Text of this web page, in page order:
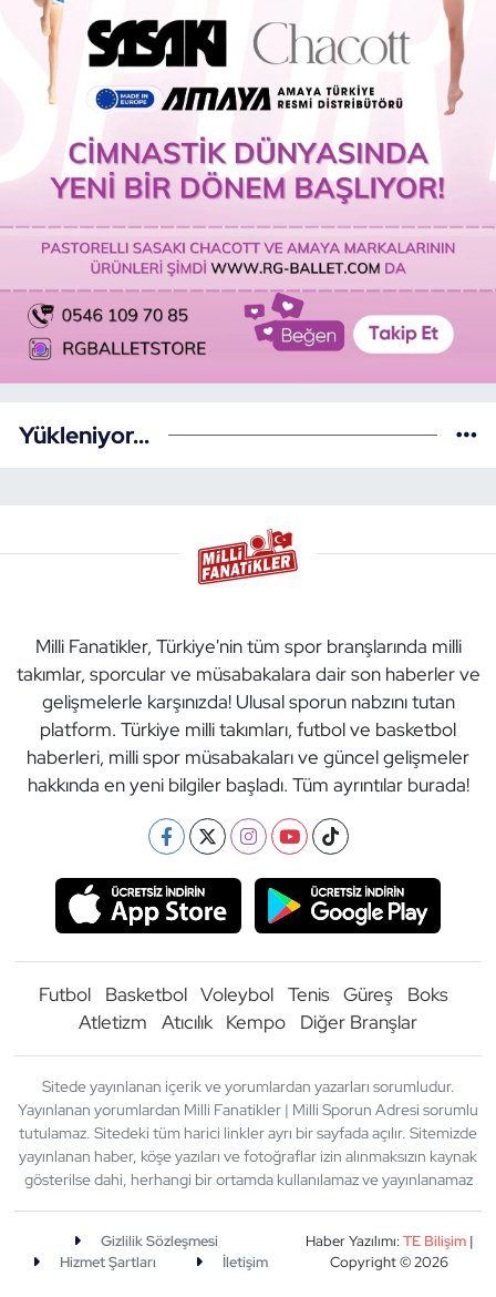
Yükleniyor...
Milli Fanatikler, Türkiye'nin tüm spor branşlarında milli
takımlar, sporcular ve müsabakalara dair son haberler ve
gelişmelerle karşınızda! Ulusal sporun nabzını tutan
platform. Türkiye milli takımları, futbol ve basketbol
haberleri, milli spor müsabakaları ve güncel gelişmeler
hakkında en yeni bilgiler başladı. Tüm ayrıntılar burada!
Futbol Basketbol Voleybol Tenis Güreş
Boks
Atletizm
Atıcılık Kempo Diğer Branşlar
Sitede yayınlanan içerik ve yorumlardan yazarları sorumludur.
Yayınlanan yorumlardan Milli Fanatikler | Milli Sporun Adresi sorumlu
tutulamaz. Sitedeki tüm harici linkler ayrı bir sayfada açılır. Sitemizde
yayınlanan haber, köşe yazıları ve fotoğraflar izin alınmaksızın kaynak
gösterilse dahi, herhangi bir ortamda kullanılamaz ve yayınlanamaz
Gizlilik Sözleşmesi
Hizmet Şartları
İletişim
Haber Yazılımı:TE Bilişim|
Copyright © 2026